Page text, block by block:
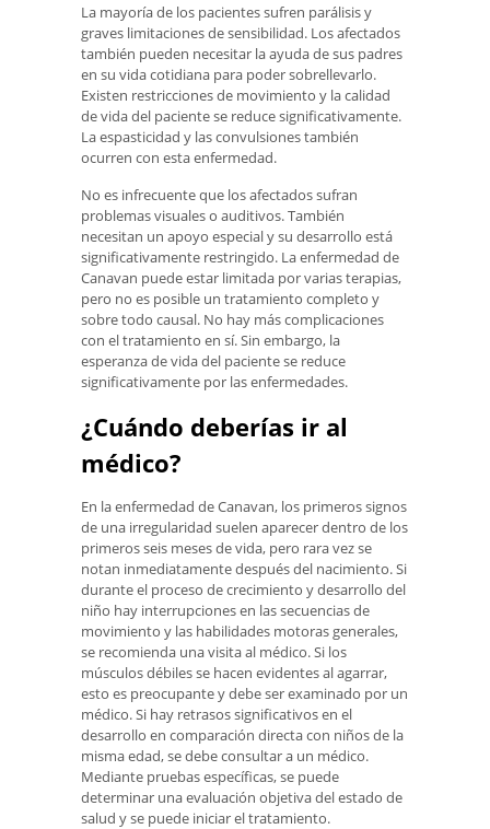
La mayoría de los pacientes sufren parálisis y
graves limitaciones de sensibilidad. Los afectados
también pueden necesitar la ayuda de sus padres
en su vida cotidiana para poder sobrellevarlo.
Existen restricciones de movimiento y la calidad
de vida del paciente se reduce significativamente.
La espasticidad y las convulsiones también
ocurren con esta enfermedad.
No es infrecuente que los afectados sufran
problemas visuales o auditivos. También
necesitan un apoyo especial y su desarrollo está
significativamente restringido. La enfermedad de
Canavan puede estar limitada por varias terapias,
pero no es posible un tratamiento completo y
sobre todo causal. No hay más complicaciones
con el tratamiento en sí. Sin embargo, la
esperanza de vida del paciente se reduce
significativamente por las enfermedades.
¿Cuándo deberías ir al
médico?
En la enfermedad de Canavan, los primeros signos
de una irregularidad suelen aparecer dentro de los
primeros seis meses de vida, pero rara vez se
notan inmediatamente después del nacimiento. Si
durante el proceso de crecimiento y desarrollo del
niño hay interrupciones en las secuencias de
movimiento y las habilidades motoras generales,
se recomienda una visita al médico. Si los
músculos débiles se hacen evidentes al agarrar,
esto es preocupante y debe ser examinado por un
médico. Si hay retrasos significativos en el
desarrollo en comparación directa con niños de la
misma edad, se debe consultar a un médico.
Mediante pruebas específicas, se puede
determinar una evaluación objetiva del estado de
salud y se puede iniciar el tratamiento.